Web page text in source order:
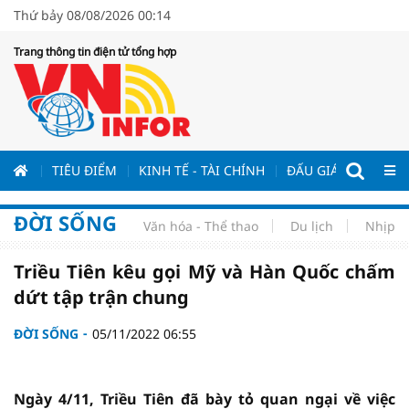
Thứ bảy 08/08/2026 00:14
Trang thông tin điện tử tổng hợp
TIÊU ĐIỂM KINH TẾ - TÀI CHÍNH ĐẤU GIÁ - ĐẤU
ĐỜI SỐNG Văn hóa - Thể thao Du lịch Nhịp
Triều Tiên kêu gọi Mỹ và Hàn Quốc chấm
dứt tập trận chung
ĐỜI SỐNG 05/11/2022 06:55
Ngày 4/11, Triều Tiên đã bày tỏ quan ngại về việc